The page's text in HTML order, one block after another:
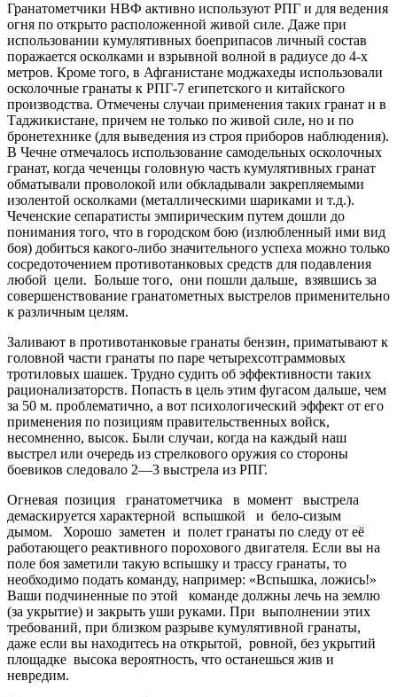
Гранатометчики НВФ активно используют РПГ и для ведения
огня по открыто расположенной живой силе. Даже при
использовании кумулятивных боеприпасов личный состав
поражается осколками и взрывной волной в радиусе до 4-х
метров. Кроме того, в Афганистане моджахеды использовали
осколочные гранаты к РПГ-7 египетского и китайского
производства. Отмечены случаи применения таких гранат и в
Таджикистане, причем не только по живой силе, но и по
бронетехнике (для выведения из строя приборов наблюдения).
В Чечне отмечалось использование самодельных осколочных
гранат, когда чеченцы головную часть кумулятивных гранат
обматывали проволокой или обкладывали закрепляемыми
изолентой осколками (металлическими шариками и т.д.).
Чеченские сепаратисты эмпирическим путем дошли до
понимания того, что в городском бою (излюб­ленный ими вид
боя) добиться какого-либо значительного успеха можно только
сосредоточением противотанковых средств для подавления
любой цели. Больше того, они пошли дальше, взявшись за
совершенствование гранатометных выстрелов применительно
к различным целям.
Заливают в противотанковые гранаты бензин, приматывают к
головной части гранаты по паре четырехсотграммовых
тротиловых шашек. Трудно судить об эффективности таких
рационализаторств. Попасть в цель этим фугасом дальше, чем
за 50 м. проблематично, а вот психологический эффект от его
применения по позициям правительственных войск,
несомненно, высок. Были случаи, когда на каждый наш
выстрел или очередь из стрелкового оружия со стороны
боевиков следовало 2—3 выстрела из РПГ.
Огневая позиция гранатометчика в момент выстрела
демаскируется характерной вспышкой и бело-сизым
дымом. Хорошо заметен и полет гранаты по следу от её
работающего реактивного порохового двигателя. Если вы на
поле боя заметили такую вспышку и трассу гранаты, то
необходимо подать команду, например: «Вспышка, ложись!»
Ваши подчиненные по этой команде должны лечь на землю
(за укрытие) и закрыть уши руками. При выполнении этих
требований, при близком разрыве кумулятивной гранаты,
даже если вы находитесь на открытой, ровной, без укрытий
площадке высока вероятность, что останешься жив и
невредим.